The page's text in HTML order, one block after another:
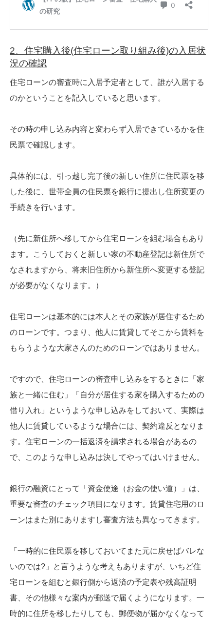
2、住宅購入後(住宅ローン取り組み後)の入居状
況の確認
住宅ローンの審査時に入居予定者として、誰が入居する
のかということを記入していると思います。
その時の申し込み内容と変わらず入居できているかを住
民票で確認します。
具体的には、引っ越し完了後の新しい住所に住民票を移
した後に、世帯全員の住民票を銀行に提出し住所変更の
手続きを行います。
（先に新住所へ移してから住宅ローンを組む場合もあり
ます。こうしておくと新しい家の不動産登記は新住所で
なされますから、将来旧住所から新住所へ変更する登記
が必要がなくなります。）
住宅ローンは基本的には本人とその家族が居住するため
のローンです。つまり、他人に賃貸してそこから賃料を
もらうような大家さんのためのローンではありません。
ですので、住宅ローンの審査申し込みをするときに「家
族と一緒に住む」「自分が居住する家を購入するための
借り入れ」というような申し込みをしておいて、実際は
他人に賃貸しているような場合には、契約違反となりま
す。住宅ローンの一括返済を請求される場合があるの
で、このような申し込みは決してやってはいけません。
銀行の融資にとって「資金使途（お金の使い道）」は、
重要な審査のチェック項目になります。賃貸住宅用のロ
ーンはまた別にありますし審査方法も異なってきます。
「一時的に住民票を移しておいてまた元に戻せばバレな
いのでは?」と言うような考えもありますが、いちど住
宅ローンを組むと銀行側から返済の予定表や残高証明
書、その他様々な案内が郵送で届くようになります。一
時的に住所を移したりしても、郵便物が届かなくなって